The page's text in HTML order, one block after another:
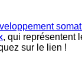
, qui représentent
sur le lien !